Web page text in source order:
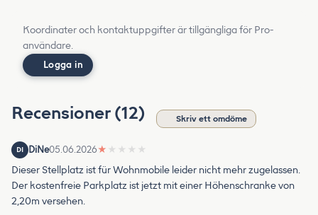
Koordinater och kontaktuppgifter är tillgängliga för Pro-
användare.
Logga in
Recensioner (12) Skriv ett omdöme
DI DiNe05.06.2026★ ★ ★ ★ ★
Dieser Stellplatz ist für Wohnmobile leider nicht mehr zugelassen.
Der kostenfreie Parkplatz ist jetzt mit einer Höhenschranke von
2,20m versehen.